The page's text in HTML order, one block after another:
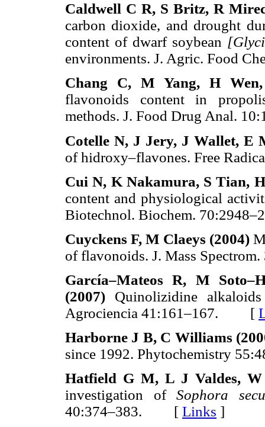
Caldwell C R, S Britz, R
carbon dioxide, and drought
content of dwarf soybean
environments. J. Agric. Food
Chang C, M Yang, H
flavonoids content in
methods. J. Food Drug
Cotelle N, J Jery, J Wallet, E
of hidroxy–flavones. Free
Cui N, K Nakamura, S Tian,
content and physiological
Biotechnol. Biochem.
Cuyckens F, M Claeys (2004)
of flavonoids. J. Mass
García–Mateos R, M
(2007) Quinolizidine
Agrociencia 41:161–167. [
Harborne J B, C Williams
since 1992. Phytochemistry
Hatfield G M, L J Valdes,
investigation of Sophora
40:374–383. [ Links ]